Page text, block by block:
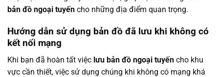
bản đồ ngoại tuyến cho những địa điểm quan trọng.
Hướng dẫn sử dụng bản đồ đã lưu khi không có
kết nối mạng
Khi bạn đã hoàn tất việc lưu bản đồ ngoại tuyến cho khu
vực cần thiết, việc sử dụng chúng khi không có mạng khá